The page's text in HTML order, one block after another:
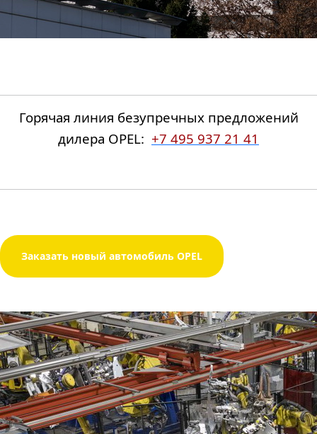
Горячая линия безупречных предложений
дилера OPEL: +7 495 937 21 41
Заказать новый автомобиль OPEL